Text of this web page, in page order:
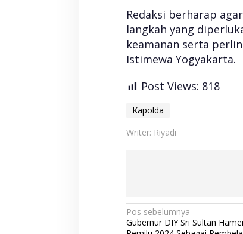
Redaksi berharap
langkah yang
keamanan serta
Istimewa Yogyakarta.
Post Views: 818
Kapolda
Writer: Riyadi
N
Pos sebelumnya
Gubernur DIY Sri Sultan